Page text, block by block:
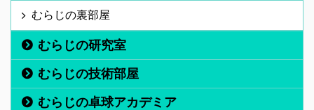
むらじの裏部屋
むらじの研究室
むらじの技術部屋
むらじの卓球アカデミア